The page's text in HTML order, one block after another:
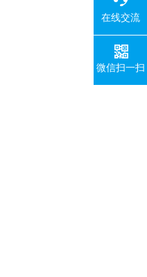
在线交流
微信扫一扫